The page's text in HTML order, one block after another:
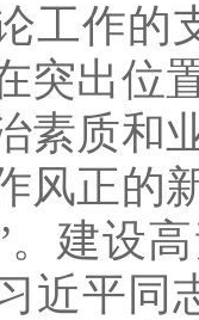
工作的
突出位
素质和
风正的
。建设
近平同